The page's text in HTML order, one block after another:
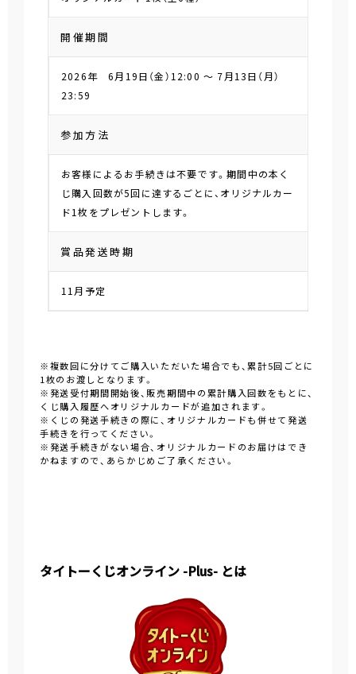
開催期間
2026年 6月19日（金）12:00 ～ 7月13日（月）
23:59
参加方法
お客様によるお手続きは不要です。期間中の本く
じ購入回数が5回に達するごとに、オリジナルカー
ド1枚をプレゼントします。
賞品発送時期
11月予定
※複数回に分けてご購入いただいた場合でも、累計5回ごとに
1枚のお渡しとなります。
※発送受付期間開始後、販売期間中の累計購入回数をもとに、
くじ購入履歴へオリジナルカードが追加されます。
※くじの発送手続きの際に、オリジナルカードも併せて発送
手続きを行ってください。
※発送手続きがない場合、オリジナルカードのお届けはでき
かねますので、あらかじめご了承ください。
タイトーくじオンライン -Plus- とは